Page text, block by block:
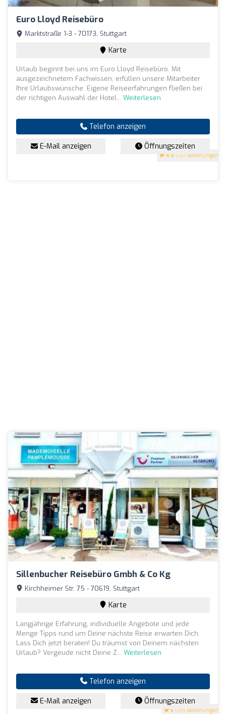
Euro Lloyd Reisebüro
4.9 (137 Bewertungen)
Marktstraße 1-3 - 70173, Stuttgart
Karte
Urlaub beginnt bei uns im Euro Lloyd Reisebüro. Mit
ausgezeichnetem Fachwissen, erfüllen unsere Mitarbeiter
Ihre Urlaubswünsche. Eigene Reiseerfahrungen fließen bei
der richtigen Auswahl der Hotel... Weiterlesen
Telefon anzeigen
E-Mail anzeigen Öffnungszeiten
Sillenbucher Reisebüro Gmbh & Co Kg
5 (134 Bewertungen)
Kirchheimer Str. 75 - 70619, Stuttgart
Karte
Langjährige Erfahrung, individuelle Angebote und jede
Menge Tipps rund um Deine nächste Reise erwarten Dich.
Lass Dich jetzt beraten! Du träumst von Deinem nächsten
Urlaub? Vergeude nicht Deine Z... Weiterlesen
Telefon anzeigen
E-Mail anzeigen Öffnungszeiten